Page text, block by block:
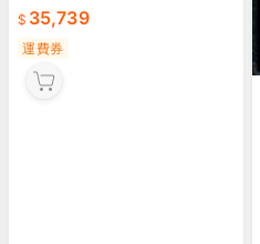
35,739
運費券